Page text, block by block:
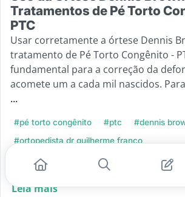
Tratamentos de Pé Torto
PTC
Usar corretamente a órtese Dennis
tratamento de Pé Torto Congênito -
fundamental para a correção da
acomete um a cada mil nascidos.
...
#pé torto congênito #ptc
#dennis
#ortopedista dr guilherme franco
#jornalista franciela fernandes
Leia mais